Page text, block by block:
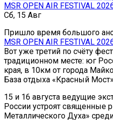
MSR OPEN AIR FESTIVAL
Сб, 15 Авг
Пришло время большого
MSR OPEN AIR FESTIVAL
Вот уже третий по счёту
традиционном месте: юг
края, в 10км от города
База отдыха «Красный
15 и 16 августа ведущие
России устроят священные
Металлического Духа»